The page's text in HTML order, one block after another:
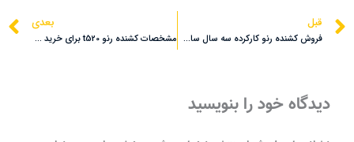
قبلی
قبل
فروش کشنده رنو کارکرده سه سال ساخت
بعدی
مشخصات کشنده رنو t520 برای خرید بی واسطه
دیدگاه‌ خود را بنویسید